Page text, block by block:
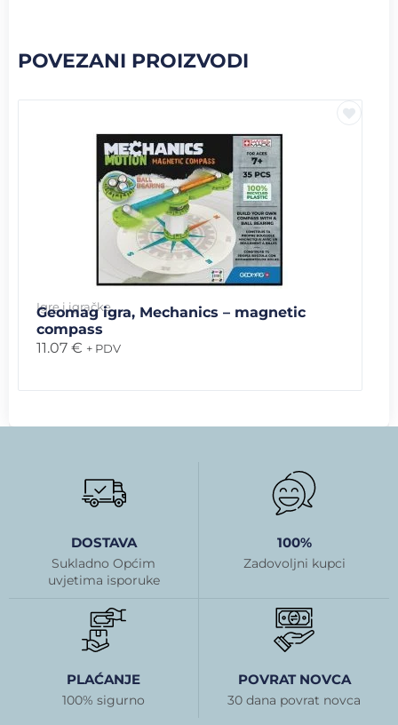
POVEZANI PROIZVODI
Igre i igračke
Geomag igra, Mechanics – magnetic
compass
11.07 € + PDV
DOSTAVA
Sukladno Općim
uvjetima isporuke
100%
Zadovoljni kupci
PLAĆANJE
100% sigurno
POVRAT NOVCA
30 dana povrat novca